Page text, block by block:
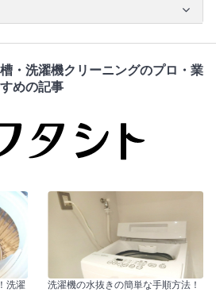
・洗濯機クリーニングのプロ・業
めの記事
洗濯
洗濯機の水抜きの簡単な手順方法！